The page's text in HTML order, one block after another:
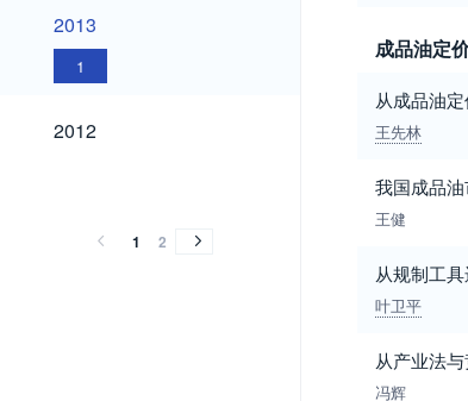
2013
2013
1
2012
2012
1 2
成品油定
从成品油
王先林
我国成品
王健
从规制工
叶卫平
从产业法
冯辉